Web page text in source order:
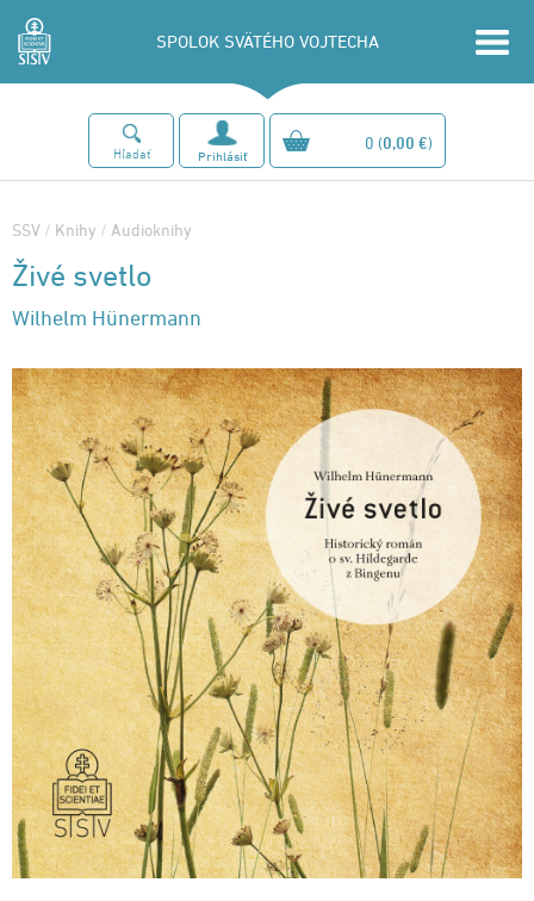
SPOLOK SVÄTÉHO VOJTECHA
Hľadať Prihlásiť
0 (0,00 €)
SSV / Knihy / Audioknihy
Živé svetlo
Wilhelm Hünermann